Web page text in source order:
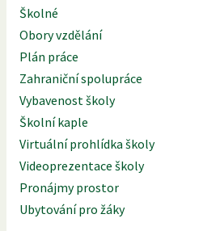
Školné
Obory vzdělání
Plán práce
Zahraniční spolupráce
Vybavenost školy
Školní kaple
Virtuální prohlídka školy
Videoprezentace školy
Pronájmy prostor
Ubytování pro žáky